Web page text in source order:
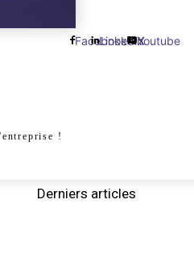
Facebook
Linkedin
X
Youtube
!
Derniers articles